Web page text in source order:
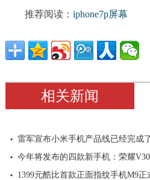
推荐阅读： iphone7p屏幕
相关新闻
雷军宣布小米手机产品线已经完成
今年将发布的四款新手机：荣耀
1399元酷比首款正面指纹手机M9正